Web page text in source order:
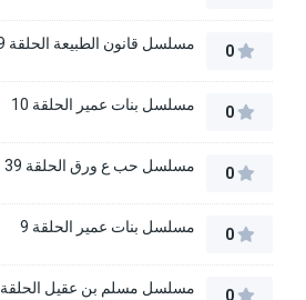
0 مسلسل قانون الطبيعة الحلقة 9
0 مسلسل بنات عمير الحلقة 10
0 مسلسل حب ع ورق الحلقة 39
0 مسلسل بنات عمير الحلقة 9
0 مسلسل مسلم بن عقيل الحلقة 32 – الاخيرة